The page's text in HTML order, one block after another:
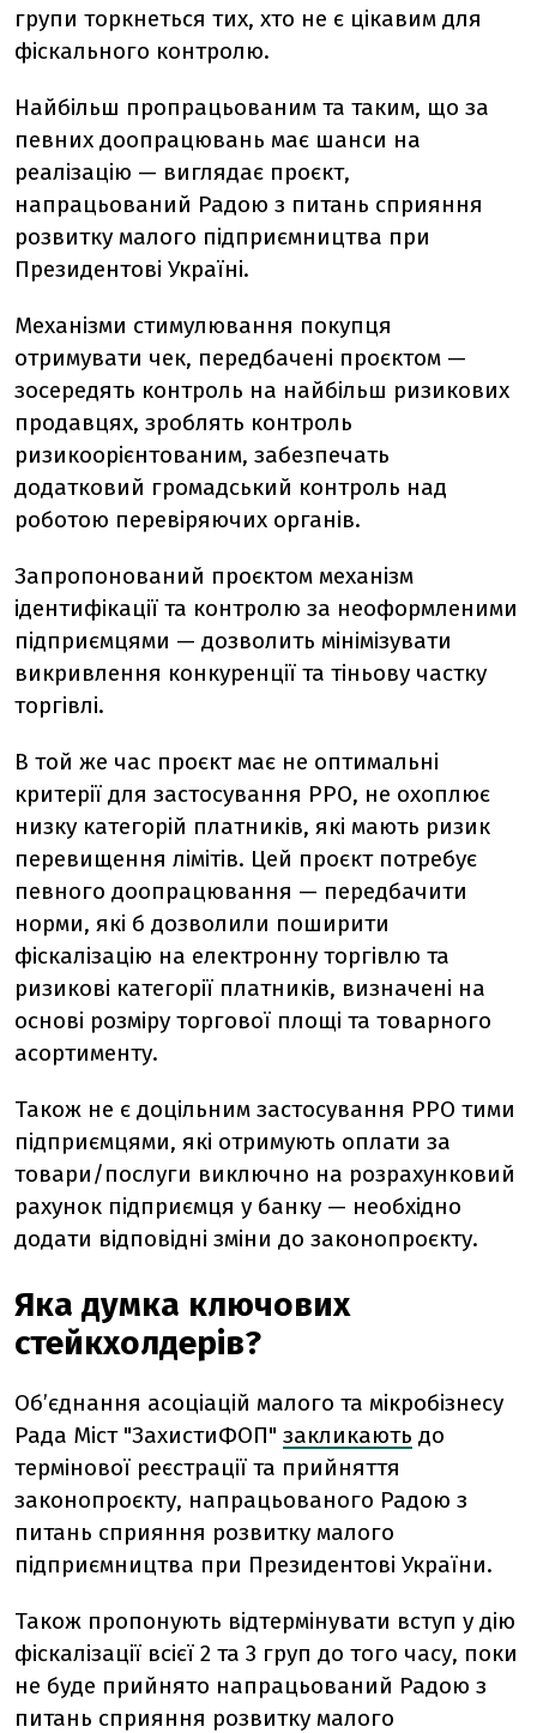
групи торкнеться тих, хто не є цікавим для
фіскального контролю.
Найбільш пропрацьованим та таким, що за
певних доопрацювань має шанси на
реалізацію — виглядає проєкт,
напрацьований Радою з питань сприяння
розвитку малого підприємництва при
Президентові Україні.
Механізми стимулювання покупця
отримувати чек, передбачені проєктом —
зосередять контроль на найбільш ризикових
продавцях, зроблять контроль
ризикоорієнтованим, забезпечать
додатковий громадський контроль над
роботою перевіряючих органів.
Запропонований проєктом механізм
ідентифікації та контролю за неоформленими
підприємцями — дозволить мінімізувати
викривлення конкуренції та тіньову частку
торгівлі.
В той же час проєкт має не оптимальні
критерії для застосування РРО, не охоплює
низку категорій платників, які мають ризик
перевищення лімітів. Цей проєкт потребує
певного доопрацювання — передбачити
норми, які б дозволили поширити
фіскалізацію на електронну торгівлю та
ризикові категорії платників, визначені на
основі розміру торгової площі та товарного
асортименту.
Також не є доцільним застосування РРО тими
підприємцями, які отримують оплати за
товари/послуги виключно на розрахунковий
рахунок підприємця у банку — необхідно
додати відповідні зміни до законопроєкту.
Яка думка ключових
стейкхолдерів?
Об’єднання асоціацій малого та мікробізнесу
Рада Міст "ЗахистиФОП" закликають до
термінової реєстрації та прийняття
законопроєкту, напрацьованого Радою з
питань сприяння розвитку малого
підприємництва при Президентові України.
Також пропонують відтермінувати вступ у дію
фіскалізації всієї 2 та 3 груп до того часу, поки
не буде прийнято напрацьований Радою з
питань сприяння розвитку малого